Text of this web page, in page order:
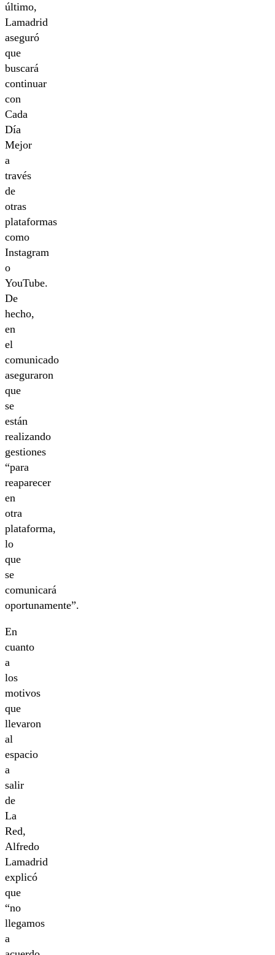
último,
Lamadrid
aseguró
que
buscará
continuar
con
Cada
Día
Mejor
a
través
de
otras
plataformas
como
Instagram
o
YouTube.
De
hecho,
en
el
comunicado
aseguraron
que
se
están
realizando
gestiones
“para
reaparecer
en
otra
plataforma,
lo
que
se
comunicará
oportunamente”.
En
cuanto
a
los
motivos
que
llevaron
al
espacio
a
salir
de
La
Red,
Alfredo
Lamadrid
explicó
que
“no
llegamos
a